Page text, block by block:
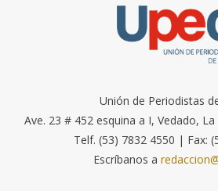
Unión de Periodistas
Ave. 23 # 452 esquina a I, Vedado,
Telf. (53) 7832 4550 | Fax:
Escríbanos a